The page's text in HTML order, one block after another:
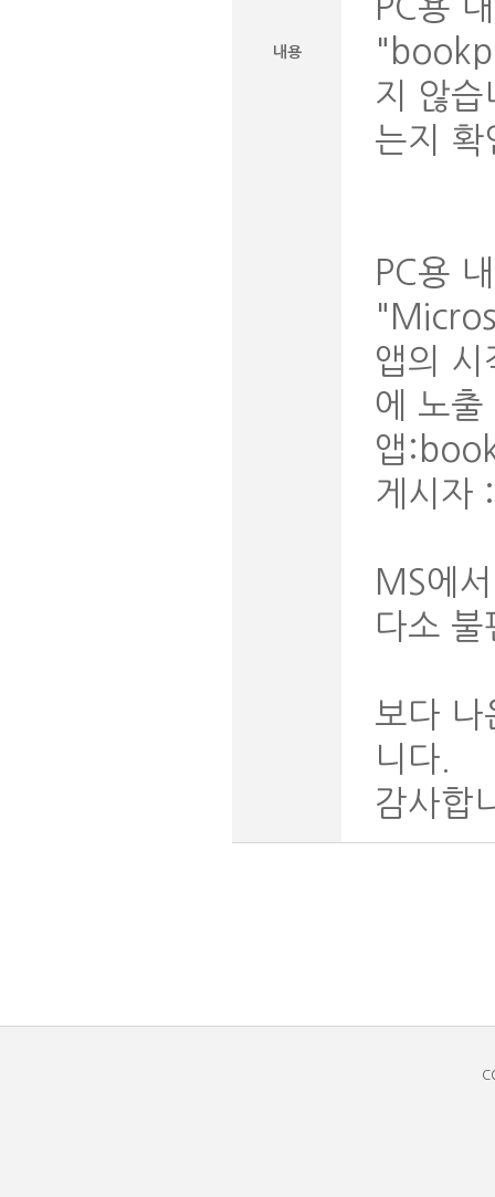
내용
PC용
지 않
는지 확
PC용
앱의 시
에 노
앱
게시자
MS에
다소
보다 나
니다.
감사합